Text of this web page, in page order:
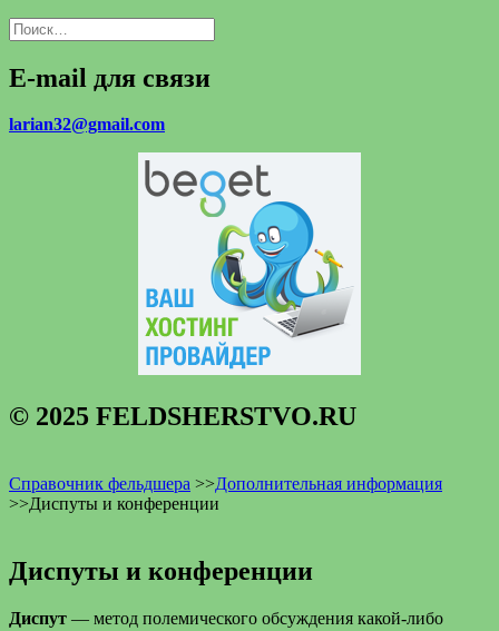
Найти:
E-mail для связи
larian32@gmail.com
© 2025 FELDSHERSTVO.RU
Справочник фельдшера >>Дополнительная информация
>>Диспуты и конференции
Диспуты и конференции
Диспут — метод полемического обсуждения какой-либо